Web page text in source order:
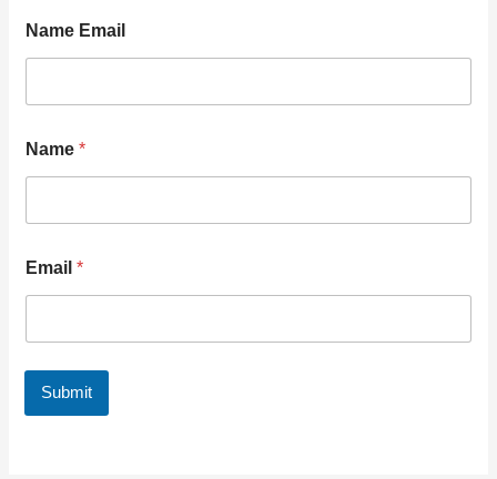
Name Email
Name*
Email*
Submit